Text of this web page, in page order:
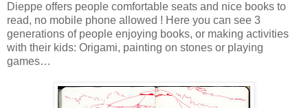
Dieppe offers people comfortable seats and nice books to
read, no mobile phone allowed ! Here you can see 3
generations of people enjoying books, or making activities
with their kids: Origami, painting on stones or playing
games…